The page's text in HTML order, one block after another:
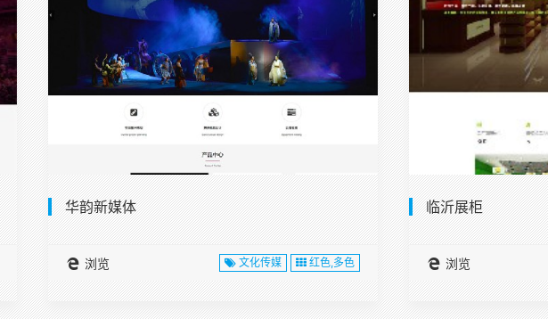
华韵新媒体
浏览 文化传媒 红色,多色
临沂展柜
浏览